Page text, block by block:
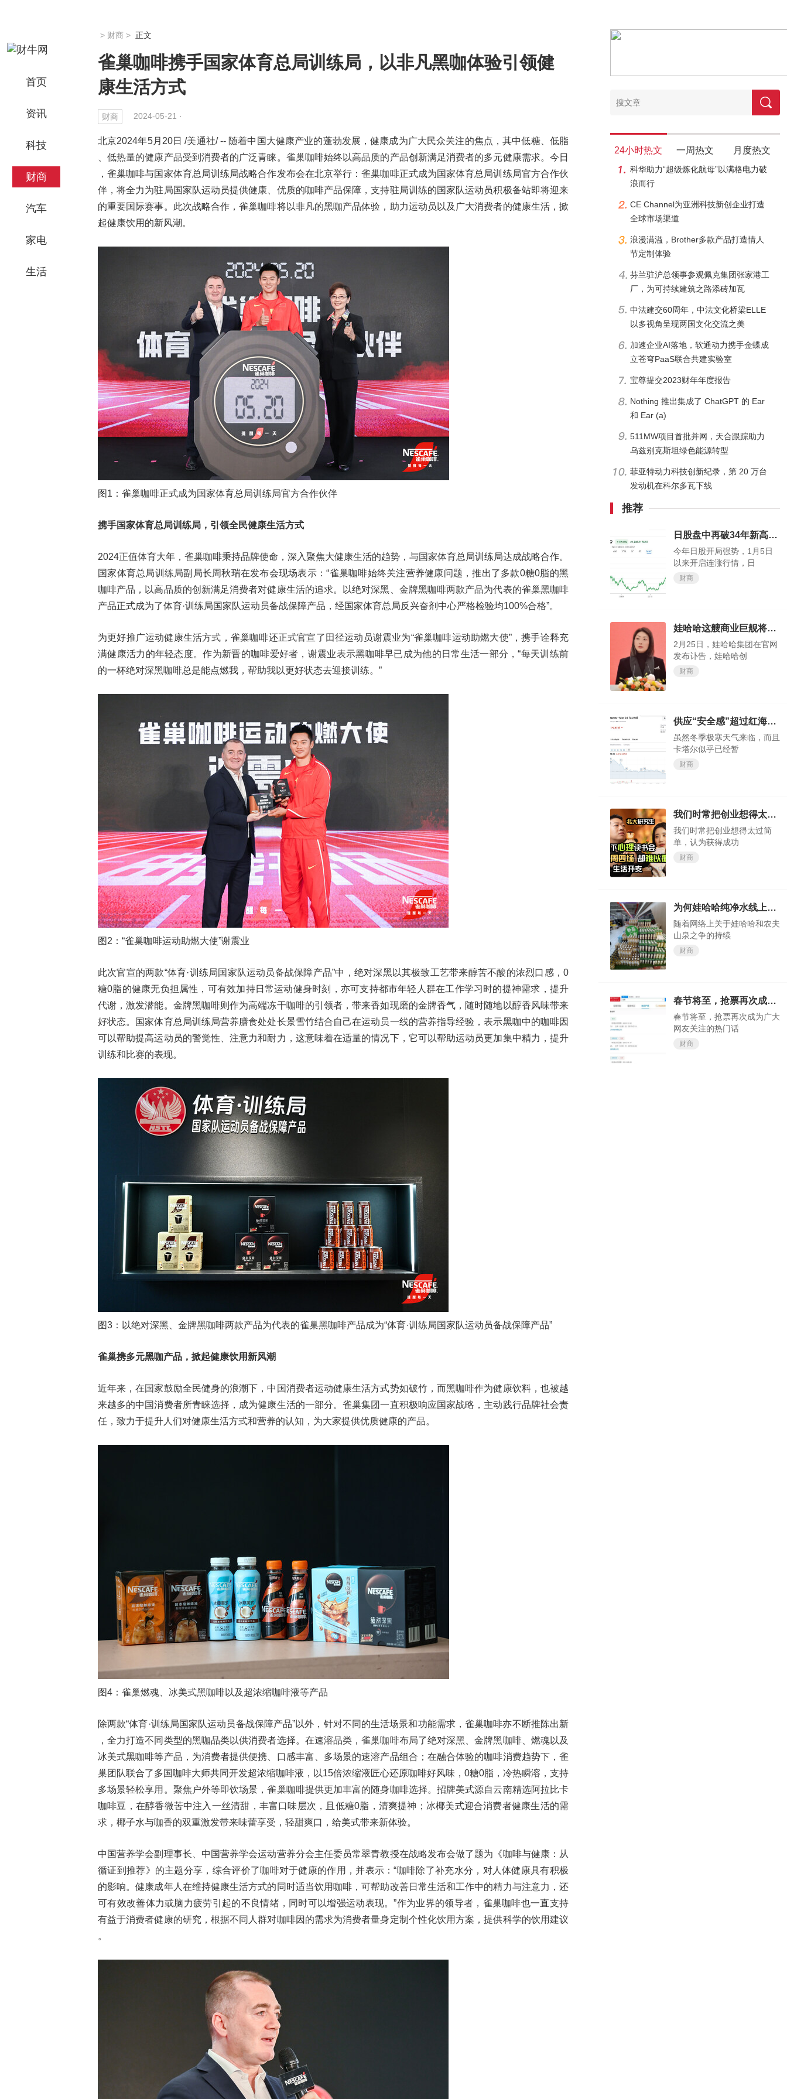
首页
资讯
科技
财商
汽车
家电
生活
> 财商 > 正文
雀巢咖啡携手国家体育总局训练局，以非凡黑咖体验引领健
康生活方式
财商 2024-05-21 ·
北京2024年5月20日 /美通社/ -- 随着中国大健康产业的蓬勃发展，健康成为广大民众关注的焦点，其中低糖、低脂
、低热量的健康产品受到消费者的广泛青睐。雀巢咖啡始终以高品质的产品创新满足消费者的多元健康需求。今日
，雀巢咖啡与国家体育总局训练局战略合作发布会在北京举行：雀巢咖啡正式成为国家体育总局训练局官方合作伙
伴，将全力为驻局国家队运动员提供健康、优质的咖啡产品保障，支持驻局训练的国家队运动员积极备站即将迎来
的重要国际赛事。此次战略合作，雀巢咖啡将以非凡的黑咖产品体验，助力运动员以及广大消费者的健康生活，掀
起健康饮用的新风潮。
图1：雀巢咖啡正式成为国家体育总局训练局官方合作伙伴
携手国家体育总局训练局， 引领全民健康生活方式
2024正值体育大年，雀巢咖啡秉持品牌使命，深入聚焦大健康生活的趋势，与国家体育总局训练局达成战略合作。
国家体育总局训练局副局长周秋瑞在发布会现场表示：“雀巢咖啡始终关注营养健康问题，推出了多款0糖0脂的黑
咖啡产品，以高品质的创新满足消费者对健康生活的追求。以绝对深黑、金牌黑咖啡两款产品为代表的雀巢黑咖啡
产品正式成为了体育·训练局国家队运动员备战保障产品，经国家体育总局反兴奋剂中心严格检验均100%合格”。
为更好推广运动健康生活方式，雀巢咖啡还正式官宣了田径运动员谢震业为“雀巢咖啡运动助燃大使”，携手诠释充
满健康活力的年轻态度。作为新晋的咖啡爱好者，谢震业表示黑咖啡早已成为他的日常生活一部分，“每天训练前
的一杯绝对深黑咖啡总是能点燃我，帮助我以更好状态去迎接训练。”
图2：“雀巢咖啡运动助燃大使”谢震业
此次官宣的两款“体育·训练局国家队运动员备战保障产品”中，绝对深黑以其极致工艺带来醇苦不酸的浓烈口感，0
糖0脂的健康无负担属性，可有效加持日常运动健身时刻，亦可支持都市年轻人群在工作学习时的提神需求，提升
代谢，激发潜能。金牌黑咖啡则作为高端冻干咖啡的引领者，带来香如现磨的金牌香气，随时随地以醇香风味带来
好状态。国家体育总局训练局营养膳食处处长景雪竹结合自己在运动员一线的营养指导经验，表示黑咖中的咖啡因
可以帮助提高运动员的警觉性、注意力和耐力，这意味着在适量的情况下，它可以帮助运动员更加集中精力，提升
训练和比赛的表现。
图3：以绝对深黑、金牌黑咖啡两款产品为代表的雀巢黑咖啡产品成为“体育·训练局国家队运动员备战保障产品”
雀巢携多元黑咖产品， 掀起健康饮用新风潮
近年来，在国家鼓励全民健身的浪潮下，中国消费者运动健康生活方式势如破竹，而黑咖啡作为健康饮料，也被越
来越多的中国消费者所青睐选择，成为健康生活的一部分。雀巢集团一直积极响应国家战略，主动践行品牌社会责
任，致力于提升人们对健康生活方式和营养的认知，为大家提供优质健康的产品。
图4：雀巢燃魂、冰美式黑咖啡以及超浓缩咖啡液等产品
除两款“体育·训练局国家队运动员备战保障产品”以外，针对不同的生活场景和功能需求，雀巢咖啡亦不断推陈出新
，全力打造不同类型的黑咖品类以供消费者选择。在速溶品类，雀巢咖啡布局了绝对深黑、金牌黑咖啡、燃魂以及
冰美式黑咖啡等产品，为消费者提供便携、口感丰富、多场景的速溶产品组合；在融合体验的咖啡消费趋势下，雀
巢团队联合了多国咖啡大师共同开发超浓缩咖啡液，以15倍浓缩液匠心还原咖啡好风味，0糖0脂，冷热瞬溶，支持
多场景轻松享用。聚焦户外等即饮场景，雀巢咖啡提供更加丰富的随身咖啡选择。招牌美式源自云南精选阿拉比卡
咖啡豆，在醇香微苦中注入一丝清甜，丰富口味层次，且低糖0脂，清爽提神；冰椰美式迎合消费者健康生活的需
求，椰子水与咖香的双重激发带来味蕾享受，轻甜爽口，给美式带来新体验。
中国营养学会副理事长、中国营养学会运动营养分会主任委员常翠青教授在战略发布会做了题为《咖啡与健康：从
循证到推荐》的主题分享，综合评价了咖啡对于健康的作用，并表示：“咖啡除了补充水分，对人体健康具有积极
的影响。健康成年人在维持健康生活方式的同时适当饮用咖啡，可帮助改善日常生活和工作中的精力与注意力，还
可有效改善体力或脑力疲劳引起的不良情绪，同时可以增强运动表现。”作为业界的领导者，雀巢咖啡也一直支持
有益于消费者健康的研究，根据不同人群对咖啡因的需求为消费者量身定制个性化饮用方案，提供科学的饮用建议
。
24小时热文 一周热文 月度热文
科华助力“超级炼化航母”以满格电力破
浪而行
CE Channel为亚洲科技新创企业打造
全球市场渠道
浪漫满溢，Brother多款产品打造情人
节定制体验
芬兰驻沪总领事参观佩克集团张家港工
厂，为可持续建筑之路添砖加瓦
中法建交60周年，中法文化桥梁ELLE
以多视角呈现两国文化交流之美
加速企业AI落地，软通动力携手金蝶成
立苍穹PaaS联合共建实验室
宝尊提交2023财年年度报告
Nothing 推出集成了 ChatGPT 的 Ear
和 Ear (a)
511MW项目首批并网，天合跟踪助力
乌兹别克斯坦绿色能源转型
菲亚特动力科技创新纪录，第 20 万台
发动机在科尔多瓦下线
推荐
日股盘中再破34年新高，今年还涨得动吗？
今年日股开局强势，1月5日
以来开启连涨行情，日
财商
娃哈哈这艘商业巨舰将驶向何方，我们试目以待
2月25日，娃哈哈集团在官网
发布讣告，娃哈哈创
财商
供应“安全感”超过红海“危机感”？欧洲天然气价格大跌
虽然冬季极寒天气来临，而且
卡塔尔似乎已经暂
财商
我们时常把创业想得太过简单，认为获得成功轻而易举
我们时常把创业想得太过简
单，认为获得成功
财商
为何娃哈哈纯净水线上会卖断货？
随着网络上关于娃哈哈和农夫
山泉之争的持续
财商
春节将至，抢票再次成为广大网友关注的热门话题
春节将至，抢票再次成为广大
网友关注的热门话
财商